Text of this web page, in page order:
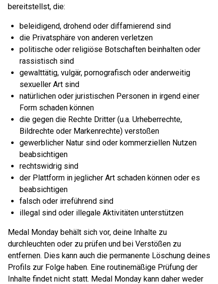
bereitstellst, die:
beleidigend, drohend oder diffamierend sind
die Privatsphäre von anderen verletzen
politische oder religiöse Botschaften beinhalten oder
rassistisch sind
gewalttätig, vulgär, pornografisch oder anderweitig
sexueller Art sind
natürlichen oder juristischen Personen in irgend einer
Form schaden können
die gegen die Rechte Dritter (u.a. Urheberrechte,
Bildrechte oder Markenrechte) verstoßen
gewerblicher Natur sind oder kommerziellen Nutzen
beabsichtigen
rechtswidrig sind
der Plattform in jeglicher Art schaden können oder es
beabsichtigen
falsch oder irreführend sind
illegal sind oder illegale Aktivitäten unterstützen
Medal Monday behält sich vor, deine Inhalte zu
durchleuchten oder zu prüfen und bei Verstößen zu
entfernen. Dies kann auch die permanente Löschung deines
Profils zur Folge haben. Eine routinemäßige Prüfung der
Inhalte findet nicht statt. Medal Monday kann daher weder